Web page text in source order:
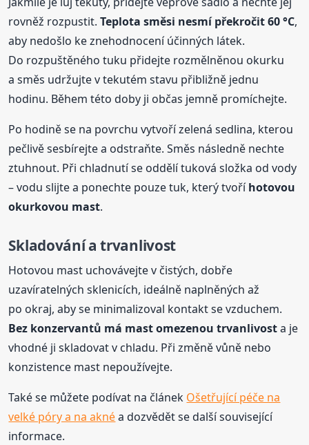
rovněž rozpustit.Teplota směsi nesmí překročit 60 °C,
aby nedošlo ke znehodnocení účinných látek.
Do rozpuštěného tuku přidejte rozmělněnou okurku
a směs udržujte v tekutém stavu přibližně jednu
hodinu. Během této doby ji občas jemně promíchejte.
Po hodině se na povrchu vytvoří zelená sedlina, kterou
pečlivě sesbírejte a odstraňte. Směs následně nechte
ztuhnout. Při chladnutí se oddělí tuková složka od vody
– vodu slijte a ponechte pouze tuk, který tvoříhotovou
okurkovou mast.
Skladování a trvanlivost
Hotovou mast uchovávejte v čistých, dobře
uzavíratelných sklenicích, ideálně naplněných až
po okraj, aby se minimalizoval kontakt se vzduchem.
Bez konzervantů má mast omezenou trvanlivosta je
vhodné ji skladovat v chladu. Při změně vůně nebo
konzistence mast nepoužívejte.
Také se můžete podívat na článek Ošetřující péče na
velké póry a na aknéa dozvědět se další související
informace.